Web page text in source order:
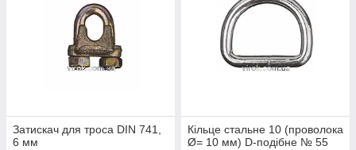
Затискач для троса DIN 741,
6 мм
Кільце стальне 10 (проволока
Ø= 10 мм) D-подібне № 55